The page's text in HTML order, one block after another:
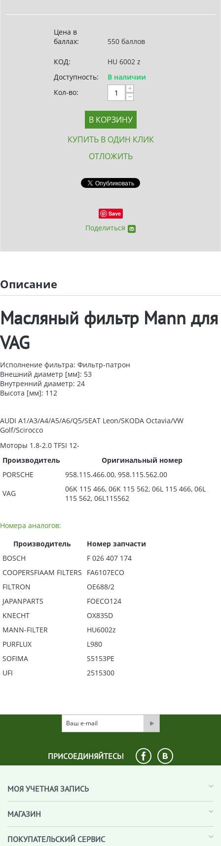
Цена в
баллах:
550 баллов
КОД:
HU 6002 z
Доступность:
В наличии
Кол-во:
+
−
В КОРЗИНУ
КУПИТЬ В ОДИН КЛИК
ОТЛОЖИТЬ
Save
Поделиться
Описание
Масляный фильтр Mann для
VAG
Исполнение фильтра: Фильтр-патрон
Внешний диаметр [мм]: 53
Внутренний диаметр: 24
Высота [мм]: 112
AUDI A1/A3/A4/A5/A6/Q5/SEAT Leon/SKODA Octavia/VW
Golf/Scirocco
Моторы 1.8-2.0 TFSI 12-
Производитель
Оригинальный номер
PORSCHE
958.115.466.00, 958.115.562.00
VAG
06K 115 466, 06K 115 562, 06L 115 466, 06L
115 562, 06L115562
Номера аналогов:
Производитель
Номер запчасти
BOSCH
F 026 407 174
COOPERSFIAAM FILTERS
FA6107ECO
FILTRON
OE688/2
JAPANPARTS
FOECO124
KNECHT
OX835D
MANN-FILTER
HU6002z
PURFLUX
L980
SOFIMA
S5153PE
UFI
2515300
ПРИСОЕДИНЯЙТЕСЬ!
МОЯ УЧЕТНАЯ ЗАПИСЬ
МАГАЗИН
ПОКУПАТЕЛЬСКИЙ СЕРВИС